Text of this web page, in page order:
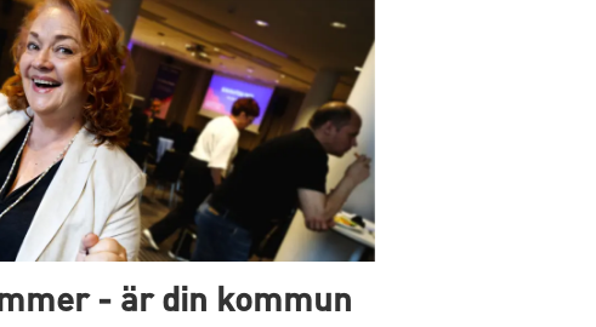
- är din kommun